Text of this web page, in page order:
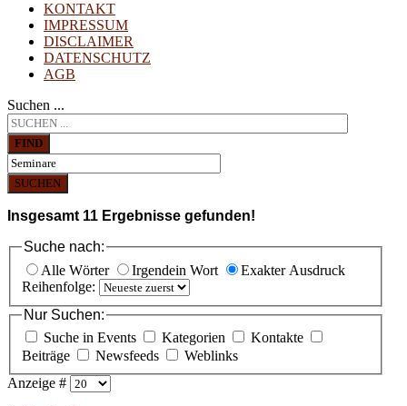
KONTAKT
IMPRESSUM
DISCLAIMER
DATENSCHUTZ
AGB
Suchen ...
FIND
SUCHEN
Insgesamt 11 Ergebnisse gefunden!
Suche nach:
Alle Wörter
Irgendein Wort
Exakter Ausdruck
Reihenfolge:
Nur Suchen:
Suche in Events
Kategorien
Kontakte
Beiträge
Newsfeeds
Weblinks
Anzeige #